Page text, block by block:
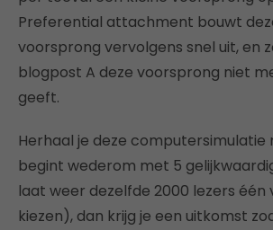
Preferential attachment bouwt
voorsprong vervolgens snel uit, en
blogpost A deze voorsprong niet
geeft.
Herhaal je deze computersimulatie
begint wederom met 5
laat weer dezelfde 2000 lezers één
kiezen), dan krijg je een uitkomst